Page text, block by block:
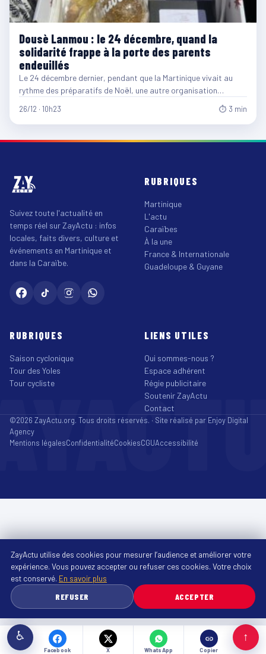
Dousè Lanmou : le 24 décembre, quand la
solidarité frappe à la porte des parents
endeuillés
Le 24 décembre dernier, pendant que la Martinique vivait au
rythme des préparatifs de Noël, une autre organisation…
26/12 · 10h23 ⏱ 3 min
Facebook X WhatsApp Copier
Suivez toute l'actualité en
temps réel sur ZayActu : infos
locales, faits divers, culture et
événements en Martinique et
dans la Caraïbe.
RUBRIQUES
Martinique
L'actu
Caraïbes
À la une
France & Internationale
Guadeloupe & Guyane
RUBRIQUES
Saison cyclonique
Tour des Yoles
Tour cycliste
LIENS UTILES
Qui sommes-nous ?
Espace adhérent
Régie publicitaire
Soutenir ZayActu
Contact
©2026 ZayActu.org. Tous droits réservés. · Site réalisé par Enjoy Digital
Agency
Mentions légalesConfidentialitéCookiesCGUAccessibilité
♿ ↑
ZayActu utilise des cookies pour mesurer l’audience et améliorer votre
expérience. Vous pouvez accepter ou refuser ces cookies. Votre choix
est conservé. En savoir plus
REFUSER
ACCEPTER